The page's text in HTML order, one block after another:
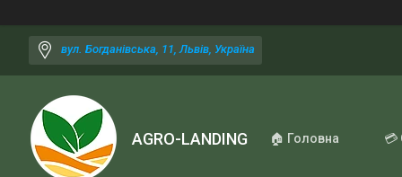
вул. Богданівська, 11, Львів, Україна
AGRO-LANDING 🏠 Головна 💳